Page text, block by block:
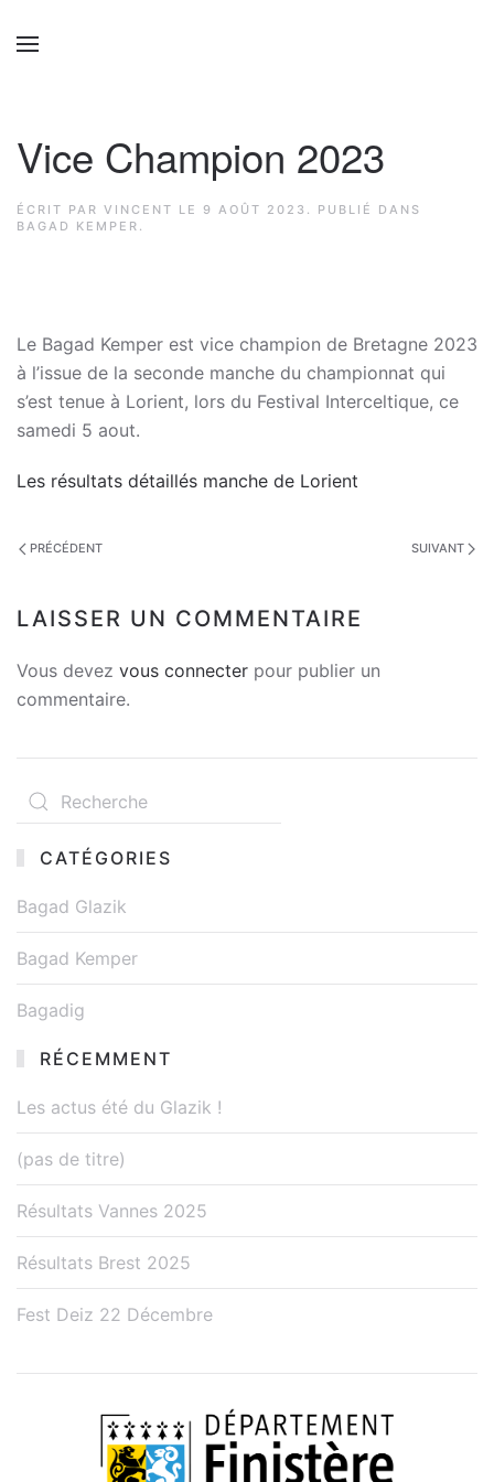
Vice Champion 2023
ÉCRIT PAR VINCENT LE 9 AOÛT 2023 . PUBLIÉ DANS
BAGAD KEMPER .
Le Bagad Kemper est vice champion de Bretagne 2023
à l’issue de la seconde manche du championnat qui
s’est tenue à Lorient, lors du Festival Interceltique, ce
samedi 5 aout.
Les résultats détaillés manche de Lorient
PRÉCÉDENT SUIVANT
LAISSER UN COMMENTAIRE
Vous devez vous connecter pour publier un
commentaire.
CATÉGORIES
Bagad Glazik
Bagad Kemper
Bagadig
RÉCEMMENT
Les actus été du Glazik !
(pas de titre)
Résultats Vannes 2025
Résultats Brest 2025
Fest Deiz 22 Décembre